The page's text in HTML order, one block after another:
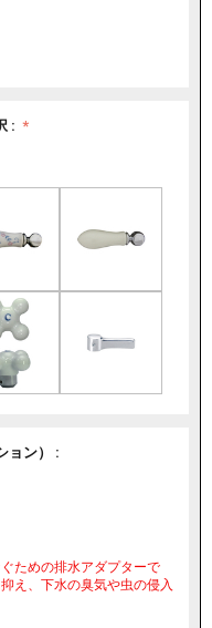
:
ョン） :
ための排水アダプターで
え、下水の臭気や虫の侵入